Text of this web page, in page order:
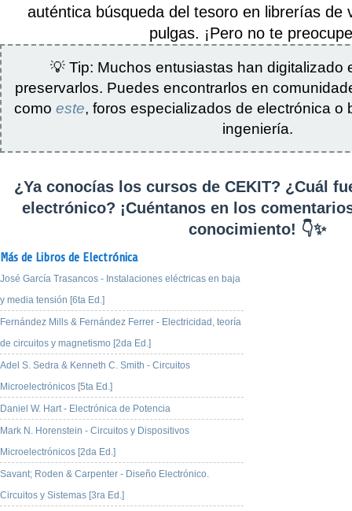
auténtica búsqueda del tesoro en librerías de
pulgas. ¡Pero no te
💡 Tip: Muchos entusiastas han digitalizado
preservarlos. Puedes encontrarlos en
como este, foros especializados de electrónica o
ingeniería.
¿Ya conocías los cursos de CEKIT? ¿Cuál
electrónico? ¡Cuéntanos en los
conocimiento! 👇✨
Más de Libros de Electrónica
José García Trasancos - Instalaciones eléctricas en baja
y media tensión [6ta Ed.]
Fernández Mills & Fernández Ferrer - Electricidad, teoría
de circuitos y magnetismo [2da Ed.]
Adel S. Sedra & Kenneth C. Smith - Circuitos
Microelectrónicos [5ta Ed.]
Daniel W. Hart - Electrónica de Potencia
Mark N. Horenstein - Circuitos y Dispositivos
Microelectrónicos [2da Ed.]
Savant; Roden & Carpenter - Diseño Electrónico.
Circuitos y Sistemas [3ra Ed.]